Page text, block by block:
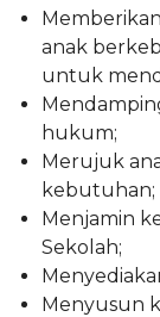
anak
untuk
hukum;
Merujuk
kebutuhan;
Menjamin
Sekolah;
Menyusun